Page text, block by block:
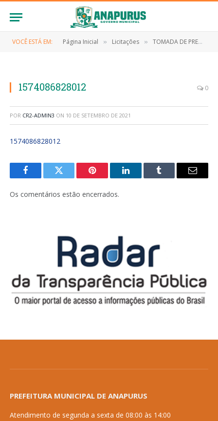
VOCÊ ESTÁ EM: Página Inicial » Licitações » TOMADA DE PREÇO Nº 006/2019 (Contratação de empresa especializada para exercução dos serviços engenharia para construção da Praça do Mercado no município de Anapurus)
1574086828012 0
POR CR2-ADMIN3 ON 10 DE SETEMBRO DE 2021
1574086828012
FacebookTwitter Pinterest LinkedInTumblr
E-
Os comentários estão encerrados.
PREFEITURA MUNICIPAL DE ANAPURUS
Atendimento de segunda a sexta de 08:00 às 14:00